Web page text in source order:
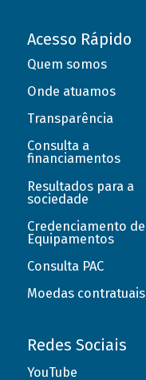
Acesso Rápido
Quem somos
Onde atuamos
Transparência
Consulta a
financiamentos
Resultados para a
sociedade
Credenciamento de
Equipamentos
Consulta PAC
Moedas contratuais
Redes Sociais
YouTube